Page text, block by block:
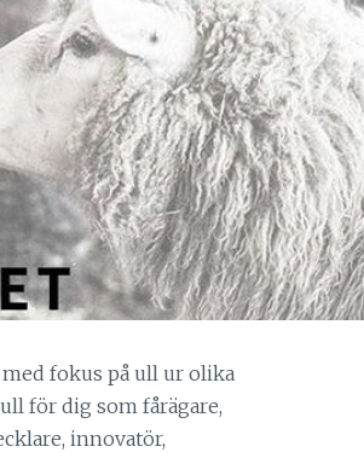
fokus på ull ur olika
för dig som fårägare,
innovatör,